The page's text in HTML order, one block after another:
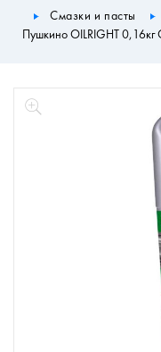
Смазки и пасты
Пушкино OILRIGHT 0,16кг